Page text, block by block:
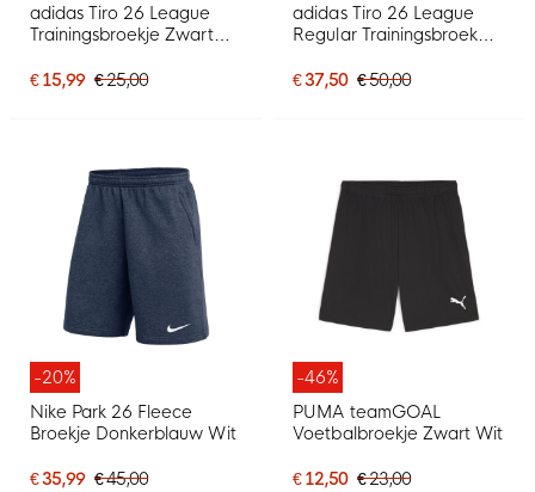
adidas Tiro 26 League
Trainingsbroekje Zwart
€ 15,99 € 25,00
adidas Tiro 26 League
Regular Trainingsbroek
€ 37,50 € 50,00
-20%
Nike Park 26 Fleece
Broekje Donkerblauw Wit
€ 35,99 € 45,00
-46%
PUMA teamGOAL
Voetbalbroekje Zwart Wit
€ 12,50 € 23,00